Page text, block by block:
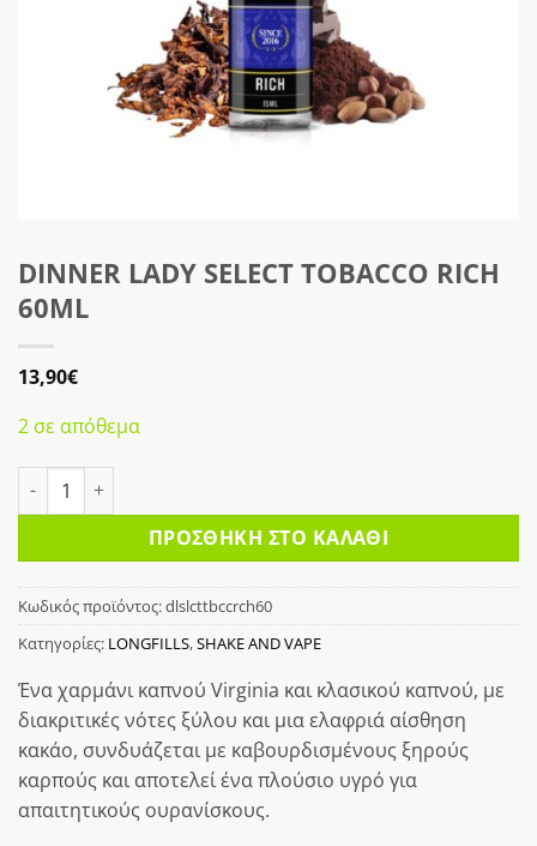
DINNER LADY SELECT TOBACCO RICH
60ML
13,90€
2 σε απόθεμα
ΠΡΟΣΘΉΚΗ ΣΤΟ ΚΑΛΆΘΙ
Κωδικός προϊόντος:dlslcttbccrch60
Κατηγορίες: LONGFILLS,SHAKE AND VAPE
Ένα χαρμάνι καπνού Virginia και κλασικού καπνού, με
διακριτικές νότες ξύλου και μια ελαφριά αίσθηση
κακάο, συνδυάζεται με καβουρδισμένους ξηρούς
καρπούς και αποτελεί ένα πλούσιο υγρό για
απαιτητικούς ουρανίσκους.